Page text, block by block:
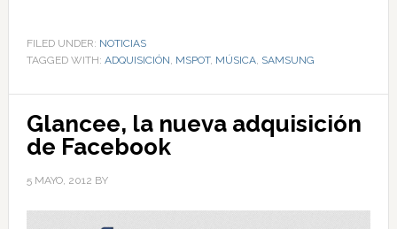
FILED UNDER: NOTICIAS
TAGGED WITH: ADQUISICIÓN, MSPOT, MÚSICA, SAMSUNG
Glancee, la nueva adquisición
de Facebook
5 MAYO, 2012 BY